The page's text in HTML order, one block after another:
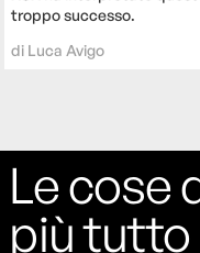
troppo successo.
di Luca Avigo
Le cose
più tutto